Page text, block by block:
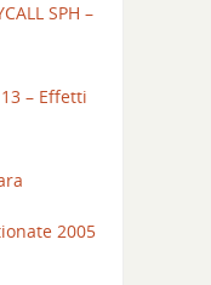
SPH –
– Effetti
2005